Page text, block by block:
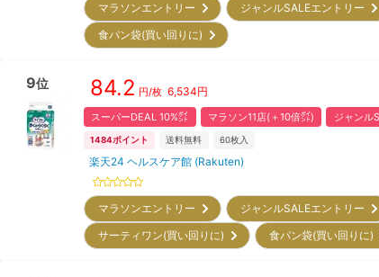
マラソンエントリー ジャンルSALEエントリー
食パン袋(買い回りに)
9位 84.2 円/枚 6,534円
スーパーDEAL 10%㌽ マラソン11店(＋10倍㌽) ジャンル
1484ポイント 送料無料 60枚入
楽天24 ヘルスケア館 (Rakuten)
マラソンエントリー ジャンルSALEエントリー
サーティワン(買い回りに)
食パン袋(買い回り